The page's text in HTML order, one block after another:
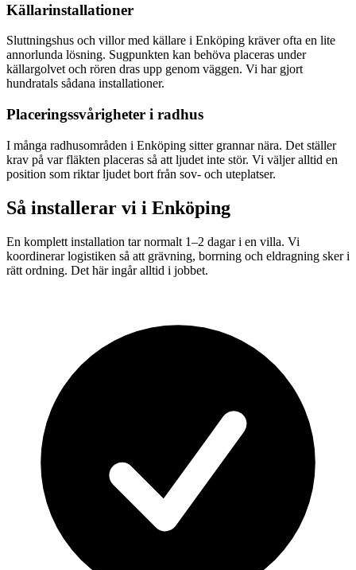
Källarinstallationer
Sluttningshus och villor med källare i Enköping kräver ofta en lite
annorlunda lösning. Sugpunkten kan behöva placeras under
källargolvet och rören dras upp genom väggen. Vi har gjort
hundratals sådana installationer.
Placeringssvårigheter i radhus
I många radhusområden i Enköping sitter grannar nära. Det ställer
krav på var fläkten placeras så att ljudet inte stör. Vi väljer alltid en
position som riktar ljudet bort från sov- och uteplatser.
Så installerar vi i Enköping
En komplett installation tar normalt 1–2 dagar i en villa. Vi
koordinerar logistiken så att grävning, borrning och eldragning sker i
rätt ordning. Det här ingår alltid i jobbet.